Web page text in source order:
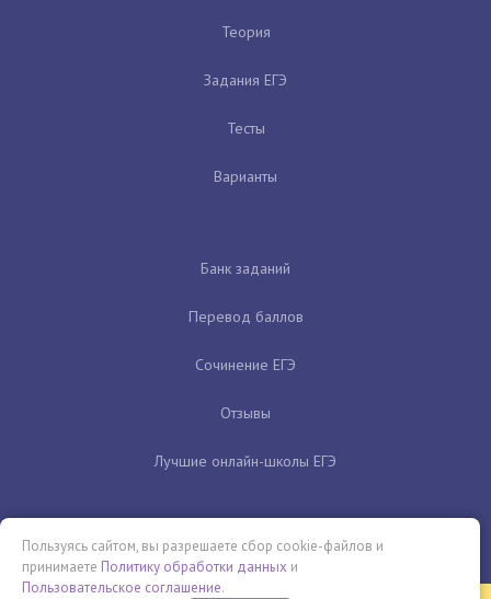
Теория
Задания ЕГЭ
Тесты
Варианты
Банк заданий
Перевод баллов
Сочинение ЕГЭ
Отзывы
Лучшие онлайн-школы ЕГЭ
Пользуясь сайтом, вы разрешаете сбор cookie-файлов и
принимаете Политику обработки данных и
Пользовательское соглашение.